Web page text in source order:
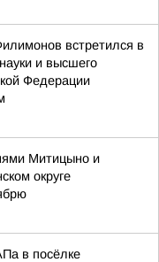
встретился в
и высшего
Федерации
Митицыно и
округе
в посёлке